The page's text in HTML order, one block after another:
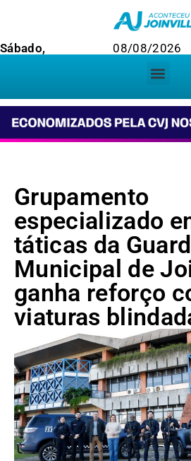
Sábado, 08/08/2026
Grupamento
especializado
táticas da
Municipal de
ganha reforço
viaturas